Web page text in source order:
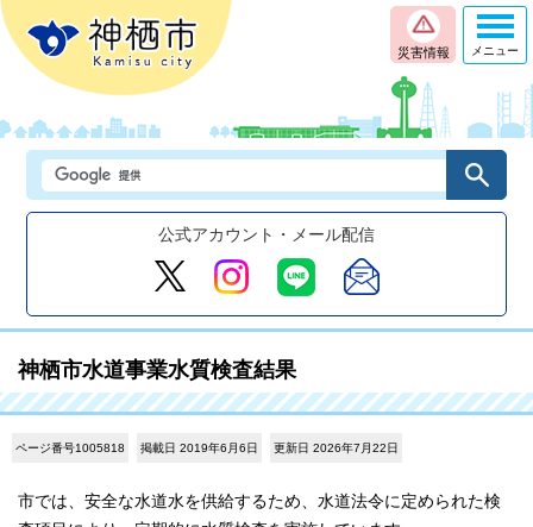
災害情報
公式アカウント・メール配信
メニュー
神栖市水道事業水質検査結果
ページ番号1005818 掲載日 2019年6月6日 更新日 2026年7月22日
市では、安全な水道水を供給するため、水道法令に定められた検